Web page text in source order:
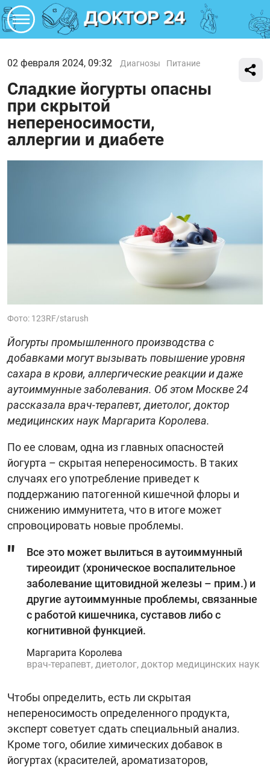
02 февраля 2024, 09:32 Диагнозы Питание
Сладкие йогурты опасны
при скрытой
непереносимости,
аллергии и диабете
Фото: 123RF/starush
Йогурты промышленного производства с
добавками могут вызывать повышение уровня
сахара в крови, аллергические реакции и даже
аутоиммунные заболевания. Об этом Москве 24
рассказала врач-терапевт, диетолог, доктор
медицинских наук Маргарита Королева.
По ее словам, одна из главных опасностей
йогурта – скрытая непереносимость. В таких
случаях его употребление приведет к
поддержанию патогенной кишечной флоры и
снижению иммунитета, что в итоге может
спровоцировать новые проблемы.
Все это может вылиться в аутоиммунный
тиреоидит (хроническое воспалительное
заболевание щитовидной железы – прим.) и
другие аутоиммунные проблемы, связанные
с работой кишечника, суставов либо c
когнитивной функцией.
Маргарита Королева
врач-терапевт, диетолог, доктор медицинских наук
Чтобы определить, есть ли скрытая
непереносимость определенного продукта,
эксперт советует сдать специальный анализ.
Кроме того, обилие химических добавок в
йогуртах (красителей, ароматизаторов,